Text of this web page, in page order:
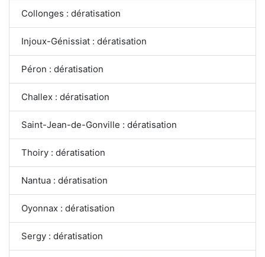
Collonges : dératisation
Injoux-Génissiat : dératisation
Péron : dératisation
Challex : dératisation
Saint-Jean-de-Gonville : dératisation
Thoiry : dératisation
Nantua : dératisation
Oyonnax : dératisation
Sergy : dératisation